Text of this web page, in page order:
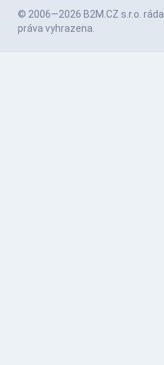
© 2006—2026 B2M.CZ s.r.o. ráda
práva vyhrazena.